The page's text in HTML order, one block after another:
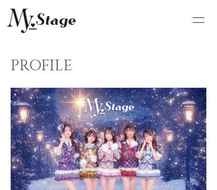
SCHEDULE
VIDEO
DISCOGRAPHY
GOODS
FC
PROFILE